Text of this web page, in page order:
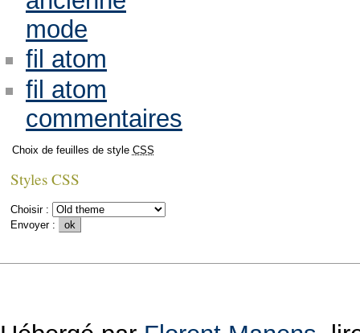
mode
fil atom
fil atom
commentaires
Choix de feuilles de style CSS
Styles CSS
Choisir :
Envoyer :